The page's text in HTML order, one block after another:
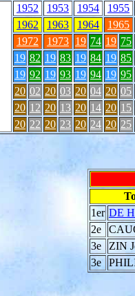
1952 1953 1954
1955
1962
1963 1964
1965
1972
1973 19 74 19 75
19 82 19 83 19 84 19 85
19 92 19 93 19 94 19 95
20 02 20 03 20 04 20 05
20 12 20 13 20 14 20 15
20 22 20 23 20 24 20 25
1er DE
2e
3e
ZIN
3e